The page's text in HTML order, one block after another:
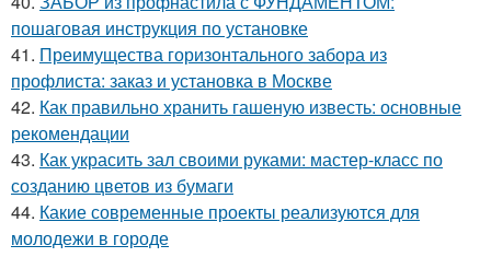
пошаговая инструкция по установке
41. Преимущества горизонтального забора из
профлиста: заказ и установка в Москве
42. Как правильно хранить гашеную известь: основные
рекомендации
43. Как украсить зал своими руками: мастер-класс по
созданию цветов из бумаги
44. Какие современные проекты реализуются для
молодежи в городе